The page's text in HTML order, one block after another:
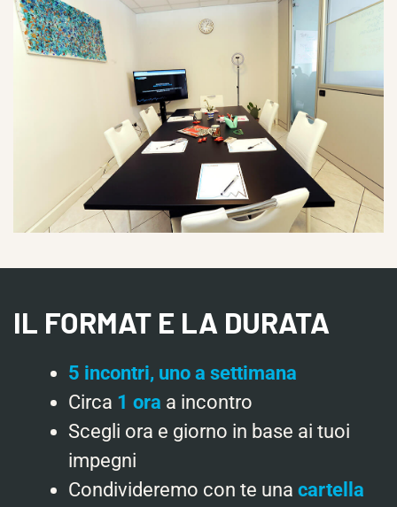
IL FORMAT E LA DURATA
5 incontri, uno a settimana
Circa 1 ora a incontro
Scegli ora e giorno in base ai tuoi
impegni
Condivideremo con te una cartella